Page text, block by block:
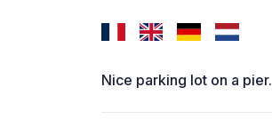
Nice parking lot on a pier.